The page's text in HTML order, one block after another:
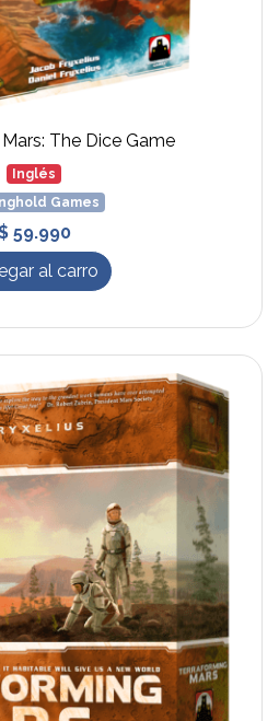
The Dice Game
Inglés
Games
59.990
al carro